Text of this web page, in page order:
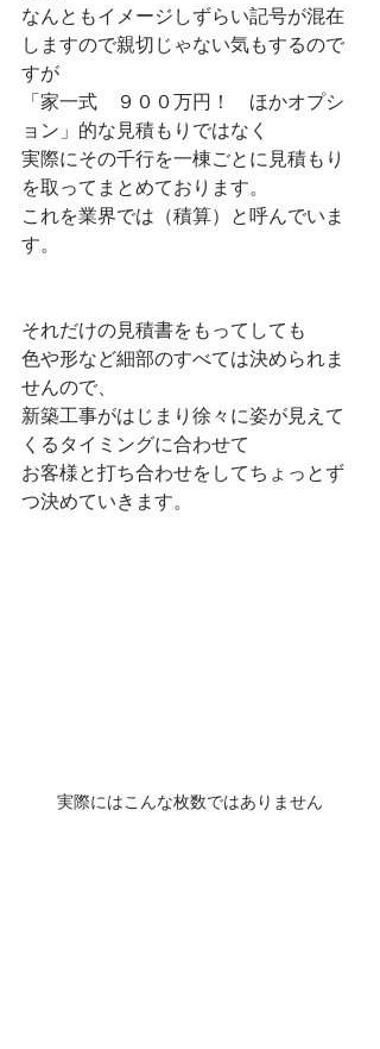
なんともイメージしずらい記号が混在
しますので親切じゃない気もするので
すが
「家一式　９００万円！　ほかオプシ
ョン」的な見積もりではなく
実際にその千行を一棟ごとに見積もり
を取ってまとめております。
これを業界では（積算）と呼んでいま
す。
それだけの見積書をもってしても
色や形など細部のすべては決められま
せんので、
新築工事がはじまり徐々に姿が見えて
くるタイミングに合わせて
お客様と打ち合わせをしてちょっとず
つ決めていきます。
実際にはこんな枚数ではありません